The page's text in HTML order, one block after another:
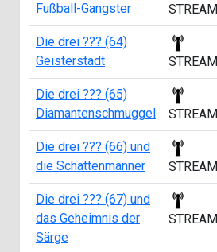
Fußball-Gangster
STREAM
Die drei ??? (64)
Geisterstadt
STREAM
Die drei ??? (65)
Diamantenschmuggel
STREAM
Die drei ??? (66) und
die Schattenmänner
STREAM
Die drei ??? (67) und
das Geheimnis der
Särge
STREAM